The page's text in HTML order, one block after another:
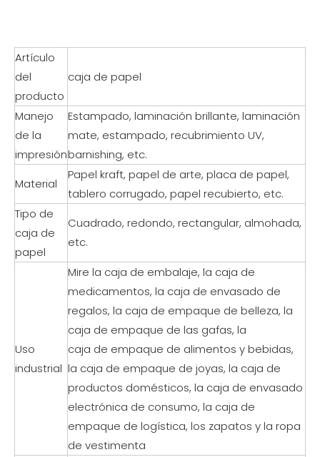
Artículo
del
producto
caja de papel
Manejo
de la
impresión
Estampado, laminación brillante, laminación
mate, estampado, recubrimiento UV,
barnishing, etc.
Material
Papel kraft, papel de arte, placa de papel,
tablero corrugado, papel recubierto, etc.
Tipo de
caja de
papel
Cuadrado, redondo, rectangular, almohada,
etc.
Uso
industrial
Mire la caja de embalaje, la caja de
medicamentos, la caja de envasado de
regalos, la caja de empaque de belleza, la
caja de empaque de las gafas, la
caja de empaque de alimentos y bebidas,
la caja de empaque de joyas, la caja de
productos domésticos, la caja de envasado
electrónica de consumo, la caja de
empaque de logística, los zapatos y la ropa
de vestimenta